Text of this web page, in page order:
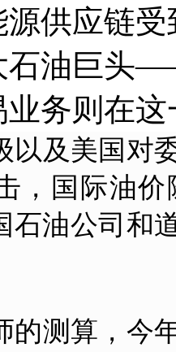
供应链
石油巨头
务则在
以及美国对
，国际油
油公司和
的测算，今